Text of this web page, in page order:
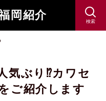
岡紹介 検索
気ぶり⁉︎カワセ
ご紹介します